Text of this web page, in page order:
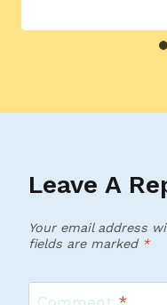
Leave A
Your email address
fields are marked *